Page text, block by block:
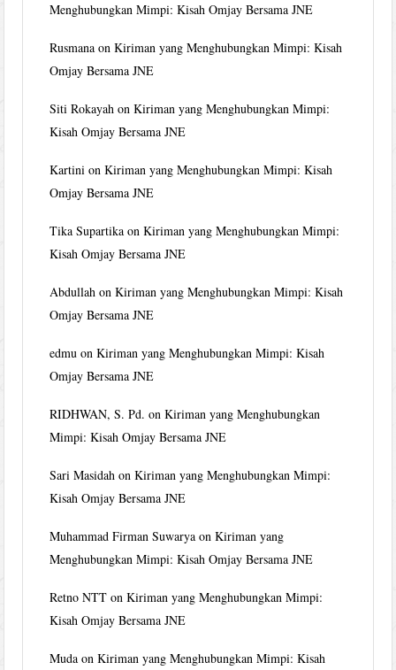
Menghubungkan Mimpi: Kisah Omjay Bersama JNE
Rusmana onKiriman yang Menghubungkan Mimpi: Kisah
Omjay Bersama JNE
Siti Rokayah onKiriman yang Menghubungkan Mimpi:
Kisah Omjay Bersama JNE
Kartini onKiriman yang Menghubungkan Mimpi: Kisah
Omjay Bersama JNE
Tika Supartika onKiriman yang Menghubungkan Mimpi:
Kisah Omjay Bersama JNE
Abdullah onKiriman yang Menghubungkan Mimpi: Kisah
Omjay Bersama JNE
edmu onKiriman yang Menghubungkan Mimpi: Kisah
Omjay Bersama JNE
RIDHWAN, S. Pd. onKiriman yang Menghubungkan
Mimpi: Kisah Omjay Bersama JNE
Sari Masidah onKiriman yang Menghubungkan Mimpi:
Kisah Omjay Bersama JNE
Muhammad Firman Suwarya onKiriman yang
Menghubungkan Mimpi: Kisah Omjay Bersama JNE
Retno NTT onKiriman yang Menghubungkan Mimpi:
Kisah Omjay Bersama JNE
Muda onKiriman yang Menghubungkan Mimpi: Kisah